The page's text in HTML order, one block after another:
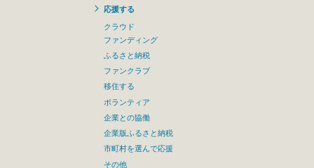
応援する
クラウド
ファンディング
ふるさと納税
ファンクラブ
移住する
ボランティア
企業との協働
企業版ふるさと納税
市町村を選んで応援
その他